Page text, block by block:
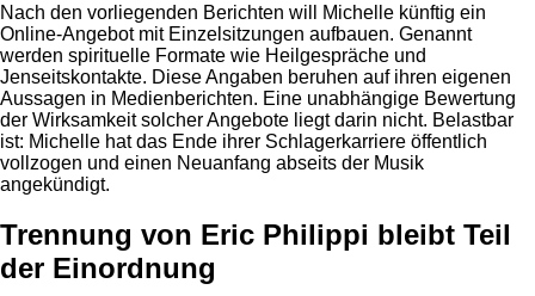
Nach den vorliegenden Berichten will Michelle künftig ein
Online-Angebot mit Einzelsitzungen aufbauen. Genannt
werden spirituelle Formate wie Heilgespräche und
Jenseitskontakte. Diese Angaben beruhen auf ihren eigenen
Aussagen in Medienberichten. Eine unabhängige Bewertung
der Wirksamkeit solcher Angebote liegt darin nicht. Belastbar
ist: Michelle hat das Ende ihrer Schlagerkarriere öffentlich
vollzogen und einen Neuanfang abseits der Musik
angekündigt.
Trennung von Eric Philippi bleibt Teil
der Einordnung